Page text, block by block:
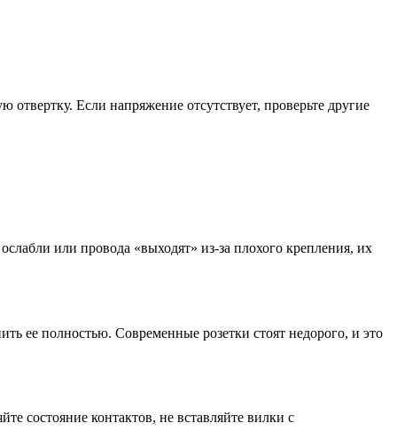
Если напряжение отсутствует, проверьте другие
или провода «выходят» из-за плохого крепления, их
ее полностью. Современные розетки стоят недорого, и это
состояние контактов, не вставляйте вилки с